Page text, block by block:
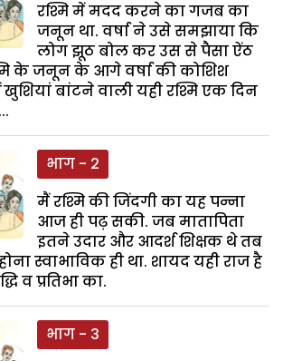
रश्मि में मदद करने का गजब का
जनून था. वर्षा ने उसे समझाया कि
लोग झूठ बोल कर उस से पैसा ऐंठ
के जनून के आगे वर्षा की कोशिश
खुशियां बांटने वाली यही रश्मि एक दिन
भाग - 2
मैं रश्मि की जिंदगी का यह पन्ना
आज ही पढ़ सकी. जब मातापिता
इतने उदार और आदर्श शिक्षक थे तब
स्वाभाविक ही था. शायद यही राज है
व प्रतिभा का.
भाग - 3